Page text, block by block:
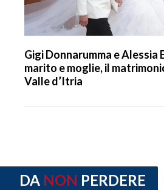
Gigi Donnarumma e Alessia
marito e moglie, il
Valle d’Itria
DA NON PERDERE